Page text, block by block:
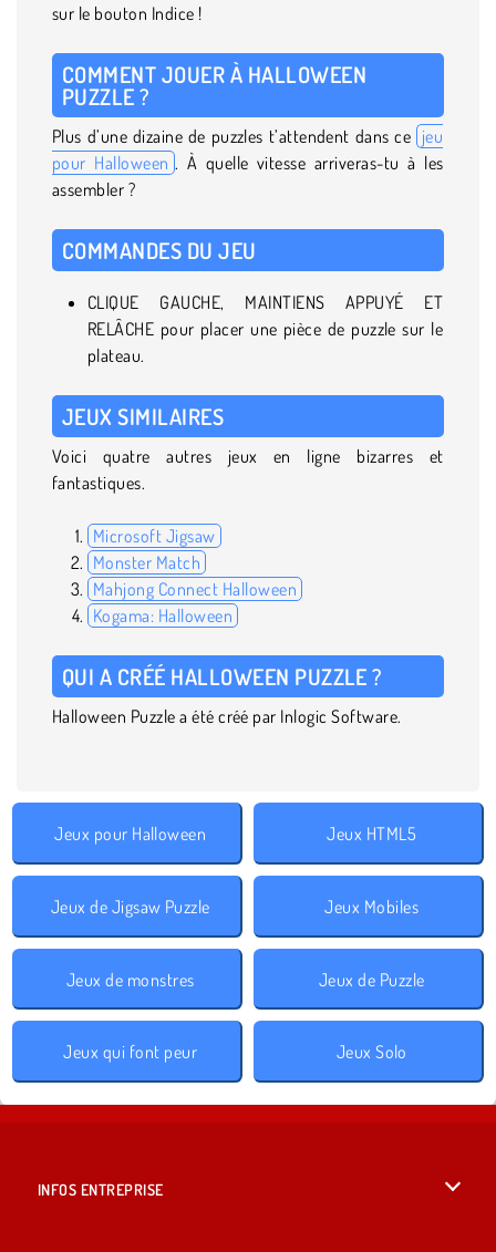
sur le bouton Indice !
COMMENT JOUER À HALLOWEEN
PUZZLE ?
Plus d’une dizaine de puzzles t’attendent dans ce jeu
pour Halloween . À quelle vitesse arriveras-tu à les
assembler ?
COMMANDES DU JEU
CLIQUE GAUCHE, MAINTIENS APPUYÉ ET
RELÂCHE pour placer une pièce de puzzle sur le
plateau.
JEUX SIMILAIRES
Voici quatre autres jeux en ligne bizarres et
fantastiques.
Microsoft Jigsaw
Monster Match
Mahjong Connect Halloween
Kogama: Halloween
QUI A CRÉÉ HALLOWEEN PUZZLE ?
Halloween Puzzle a été créé par Inlogic Software.
Jeux pour Halloween Jeux HTML5
Jeux de Jigsaw Puzzle Jeux Mobiles
Jeux de monstres Jeux de Puzzle
Jeux qui font peur Jeux Solo
INFOS ENTREPRISE